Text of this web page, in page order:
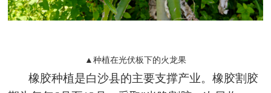
▲种植在光伏板下的火龙果
橡胶种植是白沙县的主要支撑产业。橡胶割胶